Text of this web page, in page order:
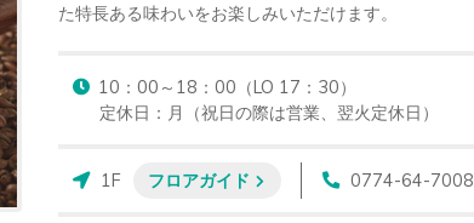
た特長ある味わいをお楽しみいただけます。
10：00～18：00（LO 17：30）
定休日：月（祝日の際は営業、翌火定休日）
1F フロアガイド 0774-64-7008